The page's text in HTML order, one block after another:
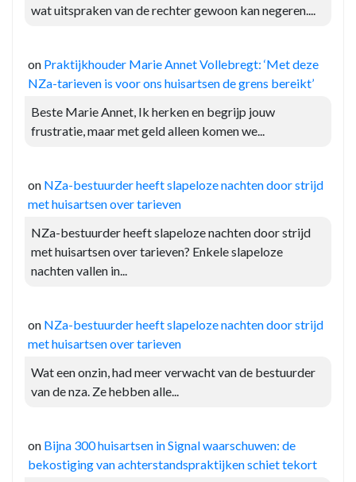
wat uitspraken van de rechter gewoon kan negeren....
on Praktijkhouder Marie Annet Vollebregt: ‘Met deze
NZa-tarieven is voor ons huisartsen de grens bereikt’
Beste Marie Annet, Ik herken en begrijp jouw
frustratie, maar met geld alleen komen we...
on NZa-bestuurder heeft slapeloze nachten door strijd
met huisartsen over tarieven
NZa-bestuurder heeft slapeloze nachten door strijd
met huisartsen over tarieven? Enkele slapeloze
nachten vallen in...
on NZa-bestuurder heeft slapeloze nachten door strijd
met huisartsen over tarieven
Wat een onzin, had meer verwacht van de bestuurder
van de nza. Ze hebben alle...
on Bijna 300 huisartsen in Signal waarschuwen: de
bekostiging van achterstandspraktijken schiet tekort